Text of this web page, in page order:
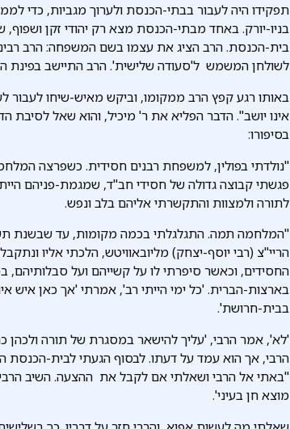
תפקידו היה לעבור בבתי-הכנסת ולערוך מגביות, כדי
בניו-יורק. באחד מבתי-הכנסת מצא רק יהודי זקן
בית-הכנסת. הרב הציג את עצמו בשם המשפחה: הרב
לשולחן המשמש ל'סעודה שלישית'. הרב התיישב בפינת
באותו רגע קפץ הרב ממקומו, וביקש מאיש-שיחו
אינו יושב". הדבר הפליא את ר' מיכיל, והוא שאל
בסיפורו:
"נולדתי בפולין, למשפחת רבנים חסידית. כשפרצה
פגשתי קבוצה גדולה של חסידי חב"ד, שמגמת-פניהם
לתורה ולמצוות והתקשרתי אליהם בלב ונפש.
"המלחמה תמה. התגלגלתי בכמה מקומות, עד שבשנת
הריי"צ (רבי יוסף-יצחק) מליובאוויטש, הלכתי אליו
החסידים, וכאשר סיפרתי לו על קשייהם ועל
בארצות-הברית. 'כל ימי הייתי רב', אמרתי 'אך כאן איש
בבית-חרושת'.
'לא', אמר הרבי, 'עליך להישאר במסגרת של תורה
הרבי, אך הוא עמד על דעתו. לבסוף הגעתי לבית-הכנסת
"באתי אל הרבי ושאלתי אם לקבל את ההצעה. השיב
מוצא חן בעיני'.